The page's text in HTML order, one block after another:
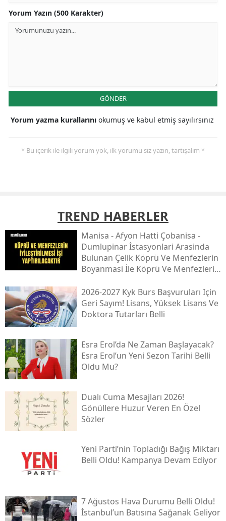
Yorum Yazın (500 Karakter)
GÖNDER
Yorum yazma kurallarını okumuş ve kabul etmiş sayılırsınız
* Bu içerik ile ilgili yorum yok, ilk yorumu siz yazın, tartışalım *
TREND HABERLER
Mani̇sa - Afyon Hatti Çobani̇sa -
Dumlupinar İstasyonlari Arasinda
Bulunan Çeli̇k Köprü Ve Menfezleri̇n
Boyanmasi İle Köprü Ve Menfezleri̇n
2026-2027 Kyk Burs Başvuruları Için
Geri Sayım! Lisans, Yüksek Lisans Ve
Doktora Tutarları Belli
Esra Erol’da Ne Zaman Başlayacak?
Esra Erol’un Yeni Sezon Tarihi Belli
Oldu Mu?
Dualı Cuma Mesajları 2026!
Gönüllere Huzur Veren En Özel
Sözler
Yeni̇ Parti’nin Topladığı Bağış Miktarı
Belli Oldu! Kampanya Devam Ediyor
7 Ağustos Hava Durumu Belli Oldu!
İstanbul’un Batısına Sağanak Geliyor